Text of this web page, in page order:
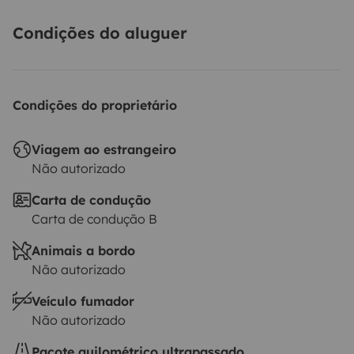
Condições do aluguer
Condições do proprietário
Viagem ao estrangeiro
Não autorizado
Carta de condução
Carta de condução B
Animais a bordo
Não autorizado
Veículo fumador
Não autorizado